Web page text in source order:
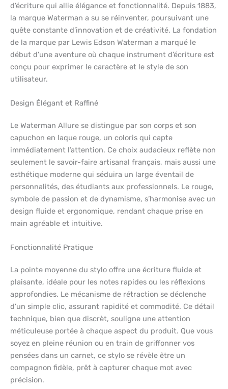
d’écriture qui allie élégance et fonctionnalité. Depuis 1883,
la marque Waterman a su se réinventer, poursuivant une
quête constante d’innovation et de créativité. La fondation
de la marque par Lewis Edson Waterman a marqué le
début d’une aventure où chaque instrument d’écriture est
conçu pour exprimer le caractère et le style de son
utilisateur.
Design Élégant et Raffiné
Le Waterman Allure se distingue par son corps et son
capuchon en laque rouge, un coloris qui capte
immédiatement l’attention. Ce choix audacieux reflète non
seulement le savoir-faire artisanal français, mais aussi une
esthétique moderne qui séduira un large éventail de
personnalités, des étudiants aux professionnels. Le rouge,
symbole de passion et de dynamisme, s’harmonise avec un
design fluide et ergonomique, rendant chaque prise en
main agréable et intuitive.
Fonctionnalité Pratique
La pointe moyenne du stylo offre une écriture fluide et
plaisante, idéale pour les notes rapides ou les réflexions
approfondies. Le mécanisme de rétraction se déclenche
d’un simple clic, assurant rapidité et commodité. Ce détail
technique, bien que discrèt, souligne une attention
méticuleuse portée à chaque aspect du produit. Que vous
soyez en pleine réunion ou en train de griffonner vos
pensées dans un carnet, ce stylo se révèle être un
compagnon fidèle, prêt à capturer chaque mot avec
précision.